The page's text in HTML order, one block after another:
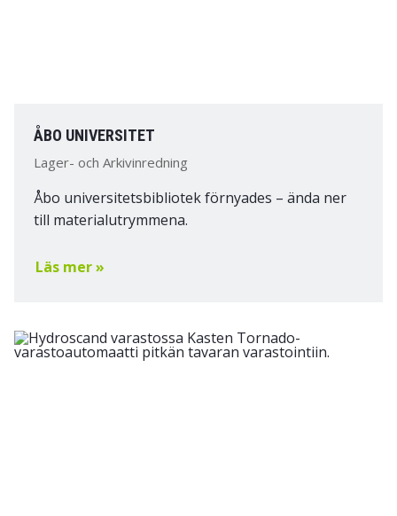
ÅBO UNIVERSITET
Lager- och Arkivinredning
Åbo universitetsbibliotek förnyades – ända ner
till materialutrymmena.
Läs mer »